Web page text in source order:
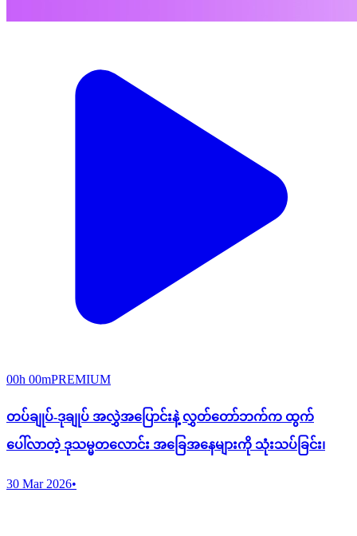
00h 00mPREMIUM
တပ်ချုပ်-ဒုချုပ် အလွှဲအ​ပြောင်းနဲ့ လွှတ်တော်ဘက်က ထွက်
ပေါ်လာတဲ့ ဒုသမ္မတလောင်း အခြေအနေများကို သုံးသပ်ခြင်း၊
30 Mar 2026•